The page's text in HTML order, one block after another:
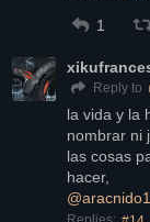
1
Reply to
la vida y la
nombrar ni
las cosas
hacer,
@